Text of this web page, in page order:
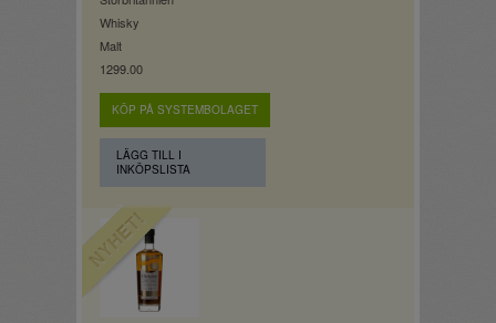
Whisky
Malt
1299.00
KÖP PÅ SYSTEMBOLAGET
LÄGG TILL I
INKÖPSLISTA